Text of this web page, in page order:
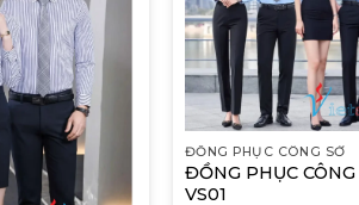
ĐỒNG PHỤC CÔNG SỞ
ĐỒNG PHỤC CÔNG
VS01